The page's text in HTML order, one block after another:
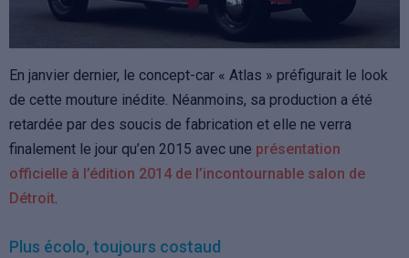
En janvier dernier, le concept-car « Atlas » préfigurait le look
de cette mouture inédite. Néanmoins, sa production a été
retardée par des soucis de fabrication et elle ne verra
finalement le jour qu’en 2015 avec une présentation
officielle à l’édition 2014 de l’incontournable salon de
Détroit.
Plus écolo, toujours costaud